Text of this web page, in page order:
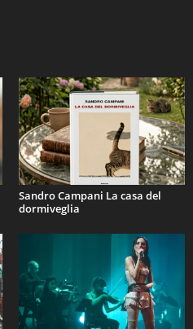
Sandro Campani La casa del
dormiveglia